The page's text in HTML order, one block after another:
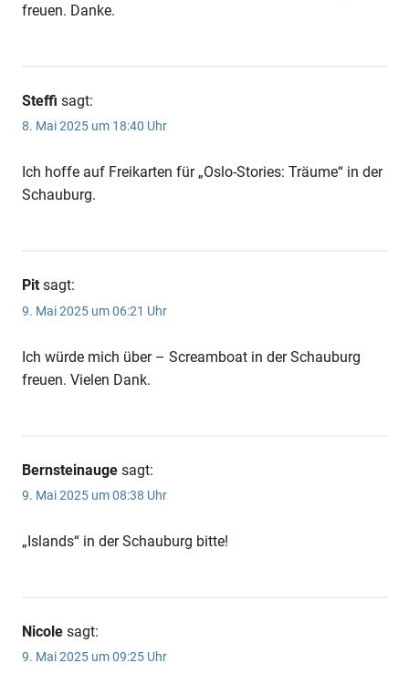
freuen. Danke.
Steffi sagt:
8. Mai 2025 um 18:40 Uhr
Ich hoffe auf Freikarten für „Oslo-Stories: Träume“ in der
Schauburg.
Pit sagt:
9. Mai 2025 um 06:21 Uhr
Ich würde mich über – Screamboat in der Schauburg
freuen. Vielen Dank.
Bernsteinauge sagt:
9. Mai 2025 um 08:38 Uhr
„Islands“ in der Schauburg bitte!
Nicole sagt:
9. Mai 2025 um 09:25 Uhr